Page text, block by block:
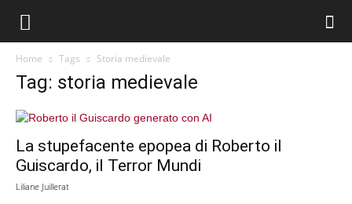
Home Tags Storia medievale
Tag: storia medievale
La stupefacente epopea di Roberto il
Guiscardo, il Terror Mundi
Liliane Juillerat